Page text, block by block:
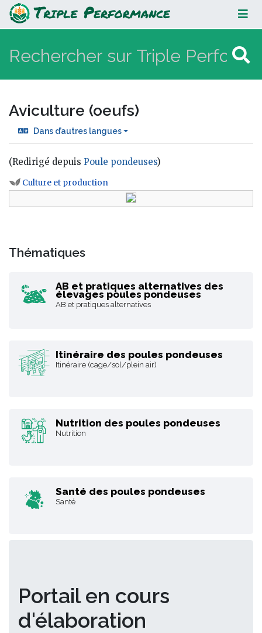
Aviculture (oeufs)
Aviculture (oeufs)
Dans d’autres langues
(Redirigé depuis Poule pondeuses)
Aller à :navigation,rechercher
Culture et production
Thématiques
AB et pratiques alternatives des
élevages poules pondeuses
AB et pratiques alternatives
Itinéraire des poules pondeuses
Itinéraire (cage/sol/plein air)
Nutrition des poules pondeuses
Nutrition
Santé des poules pondeuses
Santé
Portail en cours
d'élaboration